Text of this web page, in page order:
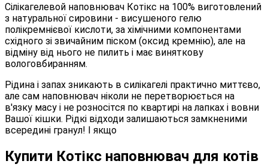
Сілікагелевой наповнювач Котікс на 100% виготовлений
з натуральної сировини - висушеного гелю
полікремнієвої кислоти, за хімічними компонентами
східного зі звичайним піском (оксид кремнію), але на
відміну від нього не пилить і має виняткову
вологовбиранням.
Рідина і запах зникають в силікагелі практично миттєво,
але сам наповнювач ніколи не перетворюється на
в'язку масу і не розносітся по квартирі на лапках і вовни
Вашої кішки. Рідкі відходи залишаються замкненими
всередині гранул! І якщо
Купити Котікс наповнювач для котів